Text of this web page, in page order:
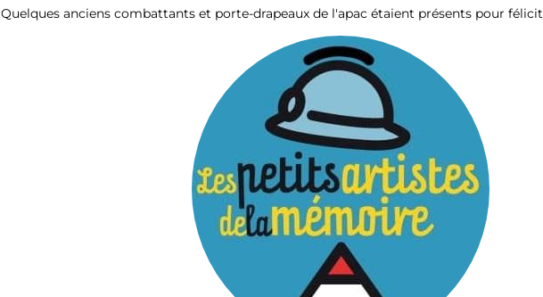
Quelques anciens combattants et porte-drapeaux de l'apac étaient présents pour